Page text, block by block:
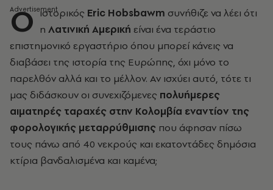
O ιστορικός Eric Hobsbawm συνήθιζε να λέει ότι
η Λατινική Αμερική είναι ένα τεράστιο
επιστημονικό εργαστήριο όπου μπορεί κάνεις να
διαβάσει της ιστορία της Ευρώπης, όχι μόνο το
παρελθόν αλλά και το μέλλον. Αν ισχύει αυτό, τότε τι
μας διδάσκουν οι συνεχιζόμενες πολυήμερες
αιματηρές ταραχές στην Κολομβία εναντίον της
φορολογικής μεταρρύθμισης που άφησαν πίσω
τους πάνω από 40 νεκρούς και εκατοντάδες δημόσια
κτίρια βανδαλισμένα και καμένα;